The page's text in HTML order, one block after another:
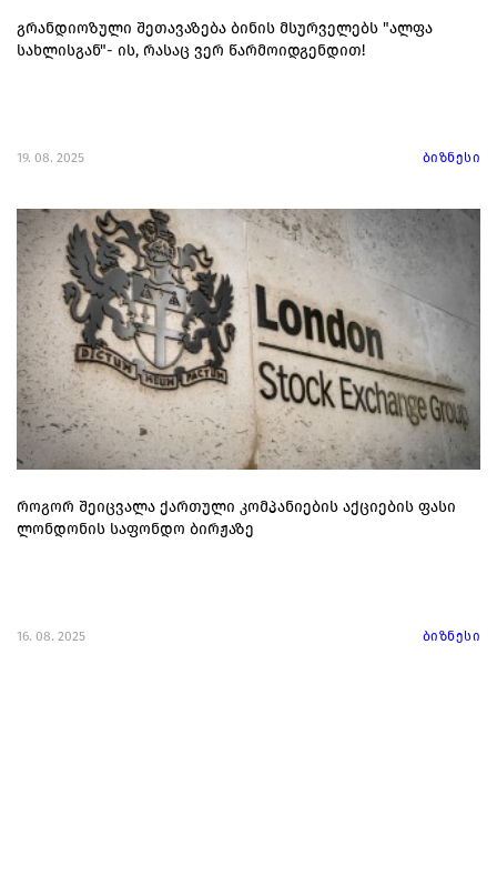
გრანდიოზული შეთავაზება ბინის მსურველებს "ალფა
სახლისგან"- ის, რასაც ვერ წარმოიდგენდით!
19. 08. 2025 ბიზნესი
როგორ შეიცვალა ქართული კომპანიების აქციების ფასი
ლონდონის საფონდო ბირჟაზე
16. 08. 2025 ბიზნესი